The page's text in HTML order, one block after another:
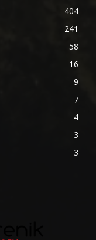
404
241
58
16
9
7
4
3
3